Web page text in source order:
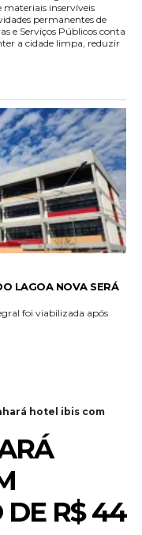
materiais inservíveis
permanentes de
e Serviços Públicos conta
a cidade limpa, reduzir
LAGOA NOVA SERÁ
foi viabilizada após